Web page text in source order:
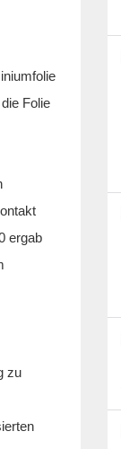
Folie
ergab
zu